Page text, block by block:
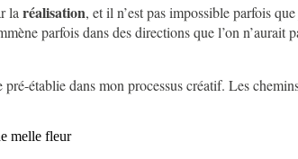
la réalisation, et il n’est pas impossible parfois
parfois dans des directions que l’on
établie dans mon processus créatif. Les